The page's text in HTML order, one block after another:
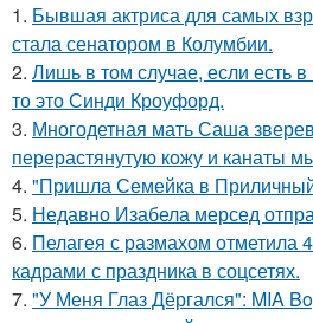
1. Бывшая актриса для самых
стала сенатором в Колумбии.
2. Лишь в том случае, если есть
то это Синди Кроуфорд.
3. Многодетная мать Саша
перерастянутую кожу и канаты
4. "Пришла Семейка в
5. Недавно Изабела мерсед
6. Пелагея с размахом отметила
кадрами с праздника в соцсетях.
7. "У Меня Глаз Дёргался": MIA